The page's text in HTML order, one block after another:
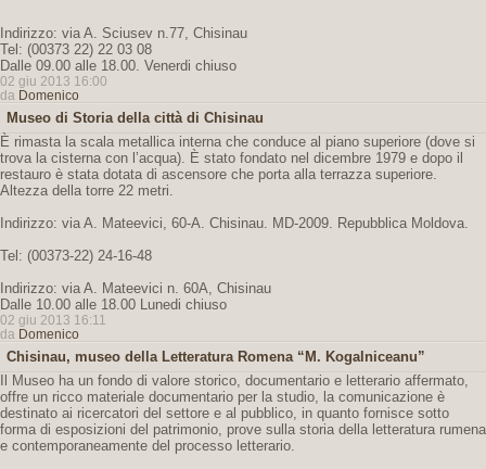
Indirizzo: via A. Sciusev n.77, Chisinau
Tel: (00373 22) 22 03 08
Dalle 09.00 alle 18.00. Venerdi chiuso
02 giu 2013 16:00
da Domenico
Museo di Storia della città di Chisinau
È rimasta la scala metallica interna che conduce al piano superiore (dove si
trova la cisterna con l’acqua). È stato fondato nel dicembre 1979 e dopo il
restauro è stata dotata di ascensore che porta alla terrazza superiore.
Altezza della torre 22 metri.
Indirizzo: via A. Mateevici, 60-A. Chisinau. MD-2009. Repubblica Moldova.
Tel: (00373-22) 24-16-48
Indirizzo: via A. Mateevici n. 60A, Chisinau
Dalle 10.00 alle 18.00 Lunedi chiuso
02 giu 2013 16:11
da Domenico
Chisinau, museo della Letteratura Romena “M. Kogalniceanu”
Il Museo ha un fondo di valore storico, documentario e letterario affermato,
offre un ricco materiale documentario per la studio, la comunicazione è
destinato ai ricercatori del settore e al pubblico, in quanto fornisce sotto
forma di esposizioni del patrimonio, prove sulla storia della letteratura rumena
e contemporaneamente del processo letterario.